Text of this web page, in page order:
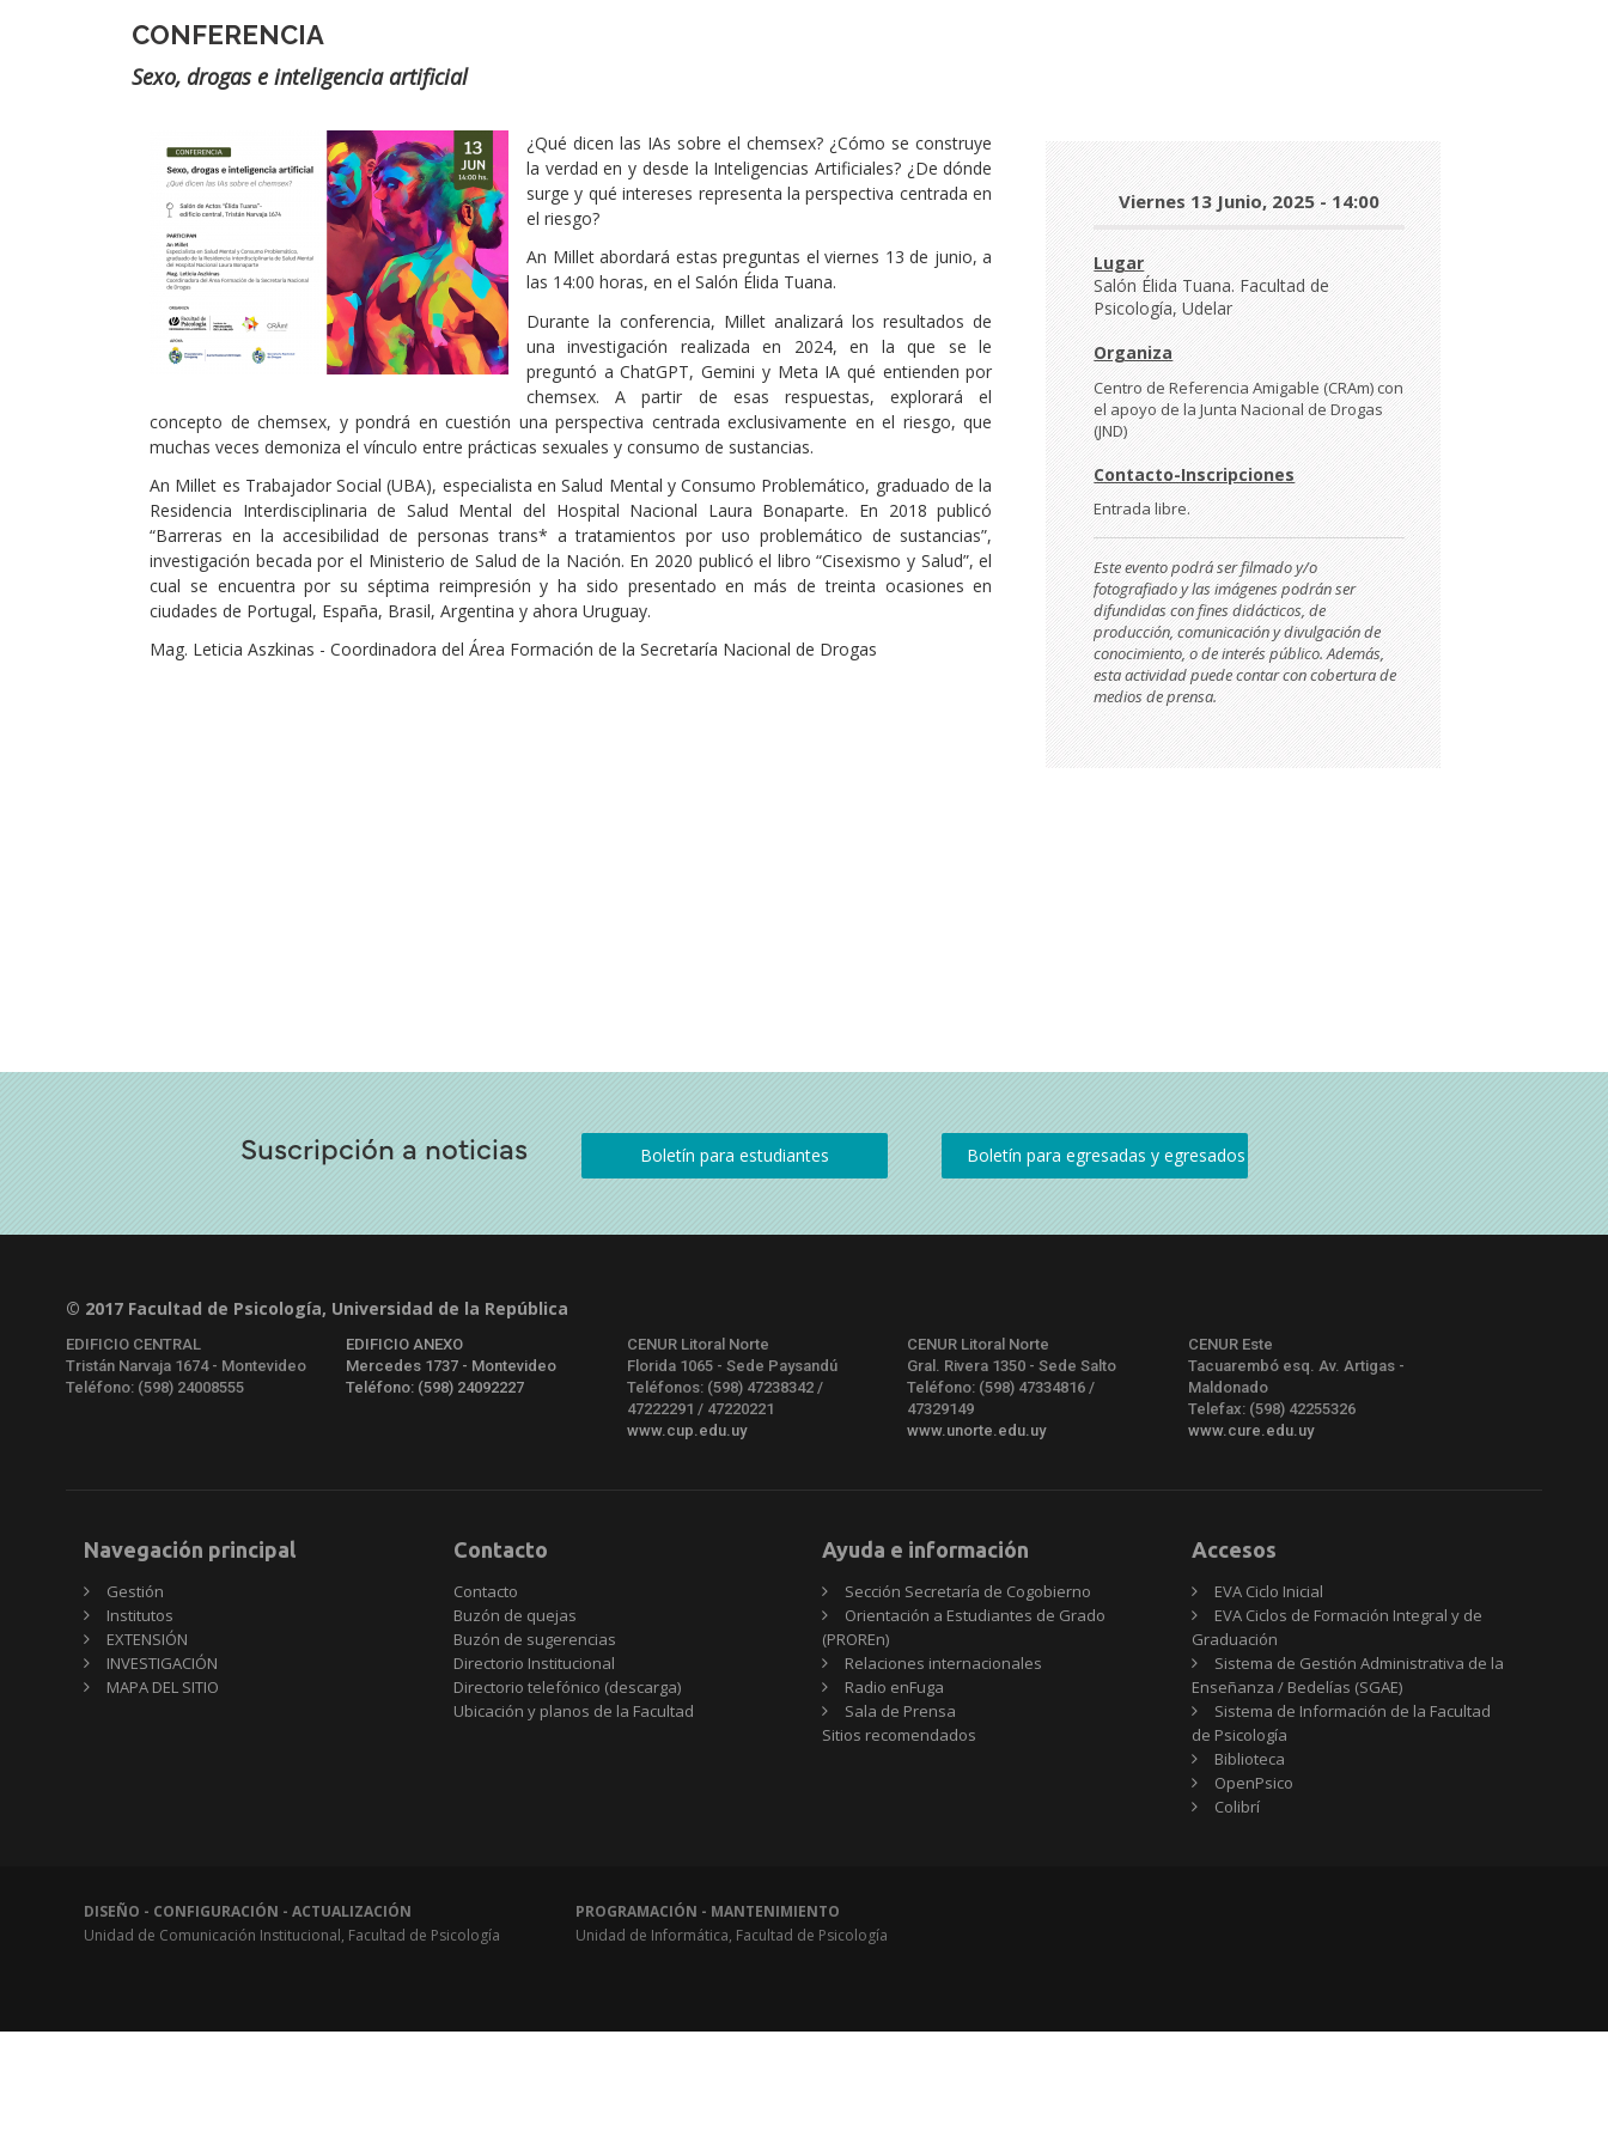
CONFERENCIA
Subtítulo
Sexo, drogas e inteligencia artificial
Día
y
hora
Viernes 13 Junio, 2025 - 14:00
Lugar
Salón Élida Tuana. Facultad de
Psicología, Udelar
Organiza
Centro de Referencia Amigable (CRAm) con
el apoyo de la Junta Nacional de Drogas
(JND)
Contacto-Inscripciones
Entrada libre.
Este evento podrá ser filmado y/o
fotografiado y las imágenes podrán ser
difundidas con fines didácticos, de
producción, comunicación y divulgación de
conocimiento, o de interés público. Además,
esta actividad puede contar con cobertura de
medios de prensa.
Imágen
¿Qué dicen las IAs sobre el chemsex? ¿Cómo se construye
la verdad en y desde la Inteligencias Artificiales? ¿De dónde
surge y qué intereses representa la perspectiva centrada en
el riesgo?
An Millet abordará estas preguntas el viernes 13 de junio, a
las 14:00 horas, en el Salón Élida Tuana.
Durante la conferencia, Millet analizará los resultados de
una investigación realizada en 2024, en la que se le
preguntó a ChatGPT, Gemini y Meta IA qué entienden por
chemsex. A partir de esas respuestas, explorará el
concepto de chemsex, y pondrá en cuestión una perspectiva centrada exclusivamente en el riesgo, que
muchas veces demoniza el vínculo entre prácticas sexuales y consumo de sustancias.
An Millet es Trabajador Social (UBA), especialista en Salud Mental y Consumo Problemático, graduado de la
Residencia Interdisciplinaria de Salud Mental del Hospital Nacional Laura Bonaparte. En 2018 publicó
“Barreras en la accesibilidad de personas trans* a tratamientos por uso problemático de sustancias”,
investigación becada por el Ministerio de Salud de la Nación. En 2020 publicó el libro “Cisexismo y Salud”, el
cual se encuentra por su séptima reimpresión y ha sido presentado en más de treinta ocasiones en
ciudades de Portugal, España, Brasil, Argentina y ahora Uruguay.
Mag. Leticia Aszkinas - Coordinadora del Área Formación de la Secretaría Nacional de Drogas
Suscripción a noticias
© 2017 Facultad de Psicología, Universidad de la República
EDIFICIO CENTRAL
Tristán Narvaja 1674 - Montevideo
Teléfono: (598) 24008555
EDIFICIO ANEXO
Mercedes 1737 - Montevideo
Teléfono: (598) 24092227
CENUR Litoral Norte
Florida 1065 - Sede Paysandú
Teléfonos: (598) 47238342 /
47222291 / 47220221
www.cup.edu.uy
CENUR Litoral Norte
Gral. Rivera 1350 - Sede Salto
Teléfono: (598) 47334816 /
47329149
www.unorte.edu.uy
CENUR Este
Tacuarembó esq. Av. Artigas -
Maldonado
Telefax: (598) 42255326
www.cure.edu.uy
Navegación principal
Gestión
Institutos
EXTENSIÓN
INVESTIGACIÓN
MAPA DEL SITIO
Contacto
Contacto
Buzón de quejas
Buzón de sugerencias
Directorio Institucional
Directorio telefónico (descarga)
Ubicación y planos de la Facultad
Ayuda e información
Sección Secretaría de Cogobierno
Orientación a Estudiantes de Grado
(PROREn)
Relaciones internacionales
Radio enFuga
Sala de Prensa
Sitios
Sitios recomendados
Accesos
EVA Ciclo Inicial
EVA Ciclos de Formación Integral y de
Graduación
Sistema de Gestión Administrativa de la
Enseñanza / Bedelías (SGAE)
Sistema de Información de la Facultad
de Psicología
Biblioteca
OpenPsico
Colibrí
DISEÑO - CONFIGURACIÓN - ACTUALIZACIÓN
Unidad de Comunicación Institucional, Facultad de Psicología
PROGRAMACIÓN - MANTENIMIENTO
Unidad de Informática, Facultad de Psicología